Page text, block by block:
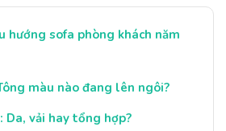
hướng sofa phòng khách năm
màu nào đang lên ngôi?
Da, vải hay tổng hợp?